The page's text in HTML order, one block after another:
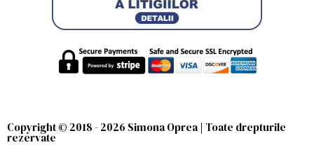
Copyright © 2018 - 2026 Simona Oprea | Toate drepturile
rezervate